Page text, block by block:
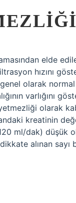
elde
hızını
olarak
varlığını
olarak
kreatinin
ml/dak) düşük
alınan